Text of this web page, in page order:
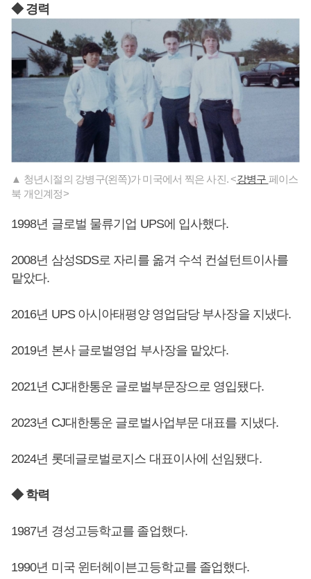
◆ 경력
▲ 청년시절의 강병구(왼쪽)가 미국에서 찍은 사진. <강병구 페이스
북 개인계정>
1998년 글로벌 물류기업 UPS에 입사했다.
2008년 삼성SDS로 자리를 옮겨 수석 컨설턴트이사를
맡았다.
2016년 UPS 아시아태평양 영업담당 부사장을 지냈다.
2019년 본사 글로벌영업 부사장을 맡았다.
2021년 CJ대한통운 글로벌부문장으로 영입됐다.
2023년 CJ대한통운 글로벌사업부문 대표를 지냈다.
2024년 롯데글로벌로지스 대표이사에 선임됐다.
◆ 학력
1987년 경성고등학교를 졸업했다.
1990년 미국 윈터헤이븐고등학교를 졸업했다.